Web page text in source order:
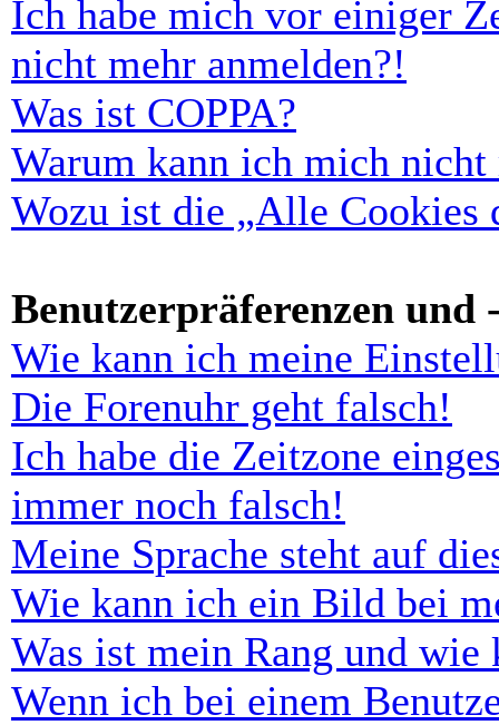
Ich habe mich vor einiger
nicht mehr anmelden?!
Was ist COPPA?
Warum kann ich mich nicht
Wozu ist die „Alle Cookies
Benutzerpräferenzen und
Wie kann ich meine
Die Forenuhr geht falsch!
Ich habe die Zeitzone
immer noch falsch!
Meine Sprache steht auf
Wie kann ich ein Bild bei
Was ist mein Rang und wie
Wenn ich bei einem